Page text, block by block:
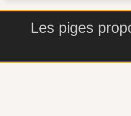
Les piges